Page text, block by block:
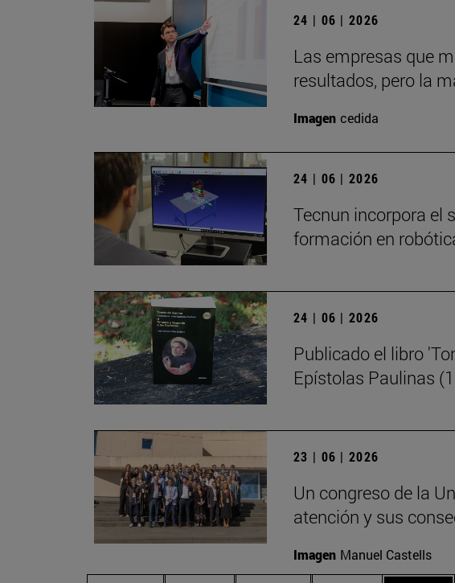
24 | 06 | 2026
Las empresas que
resultados, pero la
Imagen cedida
24 | 06 | 2026
Tecnun incorpora el
formación en
24 | 06 | 2026
Publicado el libro
Epístolas Paulinas
23 | 06 | 2026
Un congreso de la
atención y sus
Imagen Manuel Castells